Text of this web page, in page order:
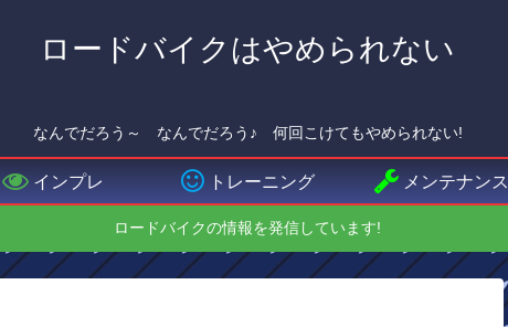
ロードバイクはやめられない
なんでだろう～ なんでだろう♪ 何回こけてもやめられない!
インプレ トレーニング メンテナンス
ロードバイクの情報を発信しています!